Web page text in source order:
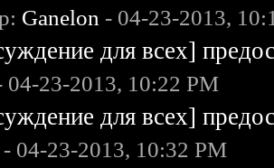
Ganelon - 04-23-2013,
для всех]
04-23-2013, 10:22 PM
для всех]
- 04-23-2013, 10:32 PM